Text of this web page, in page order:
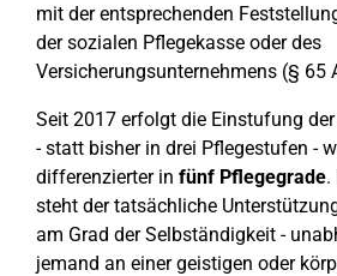
mit der entsprechenden
der sozialen Pflegekasse oder des
Versicherungsunternehmens (§ 65
Seit 2017 erfolgt die Einstufung
- statt bisher in drei Pflegestufen -
differenzierter in fünf Pflegegrade.
steht der tatsächliche
am Grad der Selbständigkeit -
jemand an einer geistigen oder